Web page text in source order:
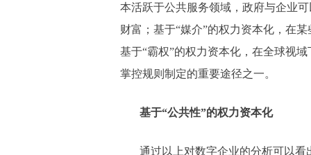
本活跃于公共服务领域，政府与企业
财富；基于“媒介”的权力资本化，在
基于“霸权”的权力资本化，在全球视
掌控规则制定的重要途径之一。
基于“公共性”的权力资本化
通过以上对数字企业的分析可以